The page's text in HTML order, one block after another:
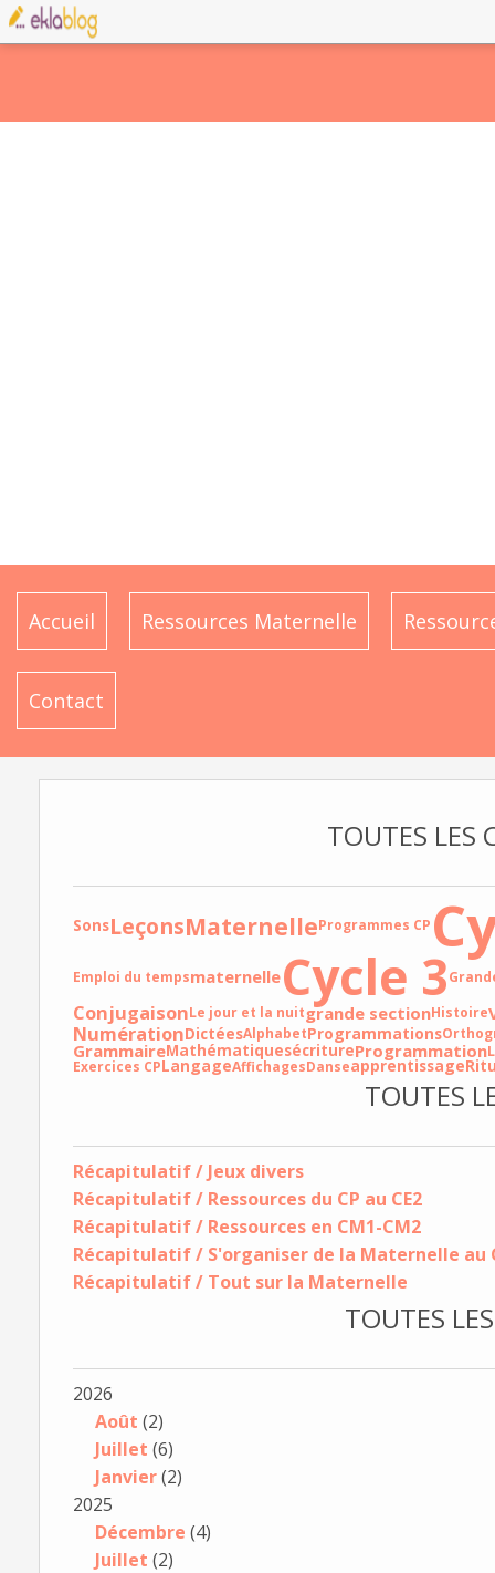
Accueil Ressources Maternelle
Contact
TOUTES LES
SonsLeçonsMaternelleProgrammes CP
Emploi du tempsmaternelleCycle 3
ConjugaisonLe jour et la nuitgrande sectionHistoire
NumérationDictéesAlphabetProgrammations
GrammaireMathématiquesécritureProgrammation
Exercices CPLangageAffichagesDanseapprentissage
TOUTES
Récapitulatif / Jeux divers
Récapitulatif / Ressources du CP au CE2
Récapitulatif / Ressources en CM1-CM2
Récapitulatif / S'organiser de la Maternelle au
Récapitulatif / Tout sur la Maternelle
TOUTES
2026
Août (2)
Juillet (6)
Janvier(2)
2025
Décembre (4)
Juillet (2)